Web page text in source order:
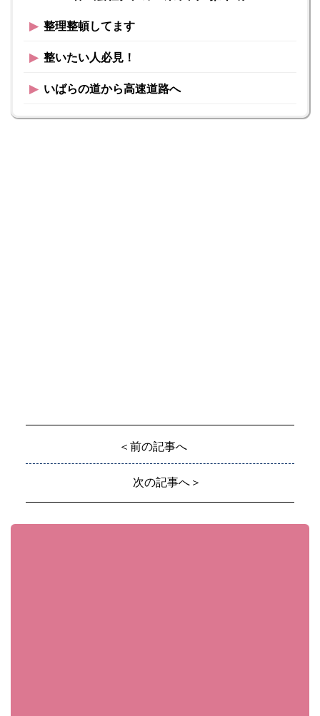
▶︎ 整理整頓してます
▶︎ 整いたい人必見！
▶︎ いばらの道から高速道路へ
＜前の記事へ
次の記事へ＞